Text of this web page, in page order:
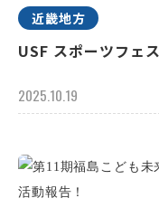
近畿地方
USF スポーツフェ
2025.10.19